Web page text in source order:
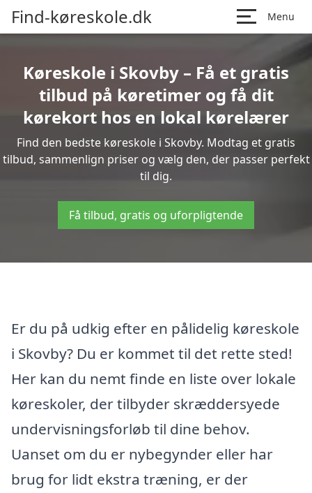
Find-køreskole.dk Menu
Køreskole i Skovby – Få et gratis
tilbud på køretimer og få dit
kørekort hos en lokal kørelærer
Find den bedste køreskole i Skovby. Modtag et gratis
tilbud, sammenlign priser og vælg den, der passer perfekt
til dig.
Få tilbud, gratis og uforpligtende
Er du på udkig efter en pålidelig køreskole
i Skovby? Du er kommet til det rette sted!
Her kan du nemt finde en liste over lokale
køreskoler, der tilbyder skræddersyede
undervisningsforløb til dine behov.
Uanset om du er nybegynder eller har
brug for lidt ekstra træning, er der